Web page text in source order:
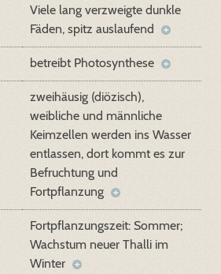
Viele lang verzweigte dunkle
Fäden, spitz auslaufend
betreibt Photosynthese
zweihäusig (diözisch),
weibliche und männliche
Keimzellen werden ins Wasser
entlassen, dort kommt es zur
Befruchtung und
Fortpflanzung
Fortpflanzungszeit: Sommer;
Wachstum neuer Thalli im
Winter